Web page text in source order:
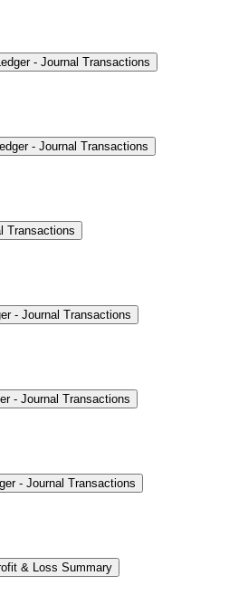
- Journal Transactions
- Journal Transactions
Transactions
- Journal Transactions
- Journal Transactions
- Journal Transactions
& Loss Summary